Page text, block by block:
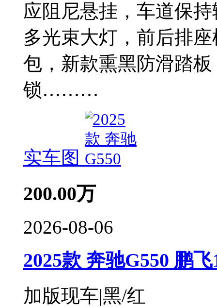
应阻尼悬挂，车道保
多光束大灯，前后排
包，新款熏黑防滑踏
锁………
实车图
200.00万
2026-08-06
2025款 奔驰G550 鹏飞
加版现车|黑/红